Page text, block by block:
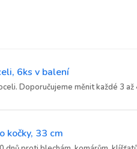
6ks v balení
Doporučujeme měnit každé 3 až
kočky, 33 cm